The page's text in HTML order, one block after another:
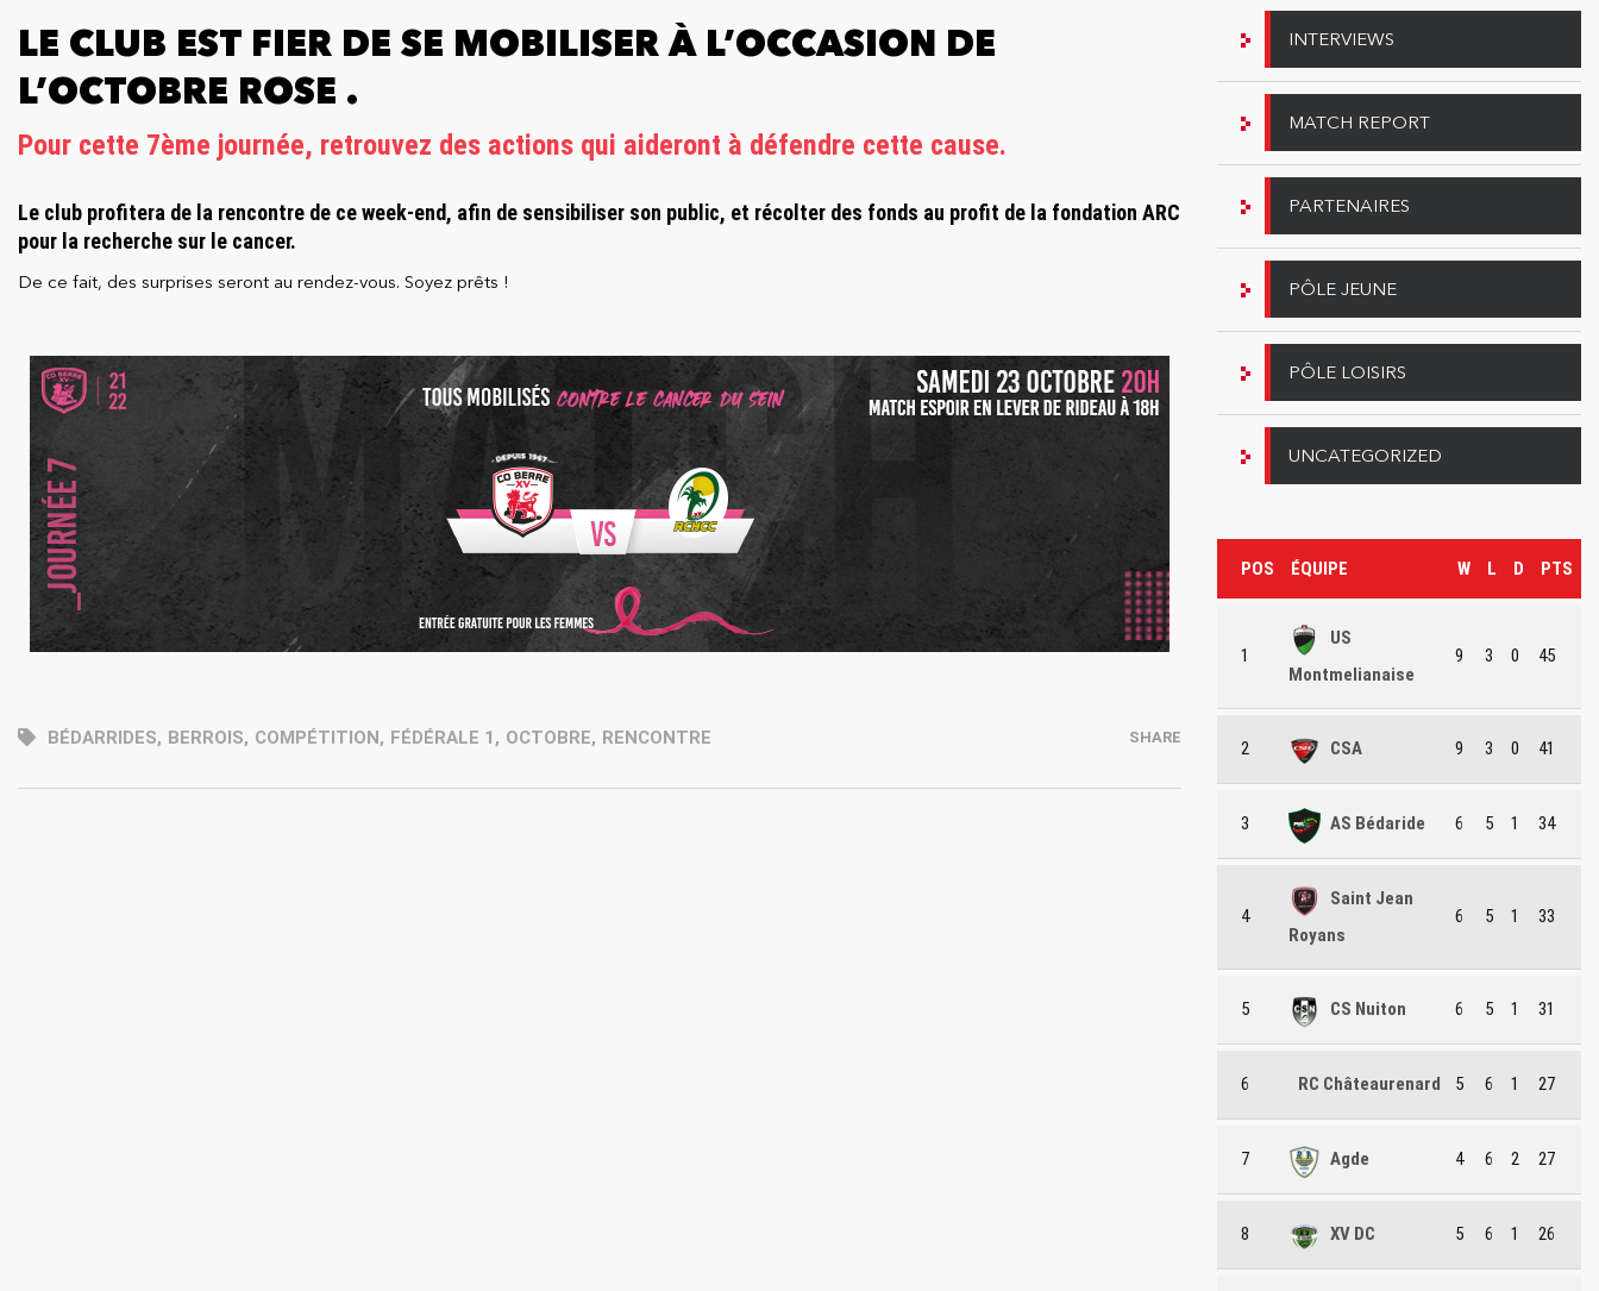
LE CLUB EST FIER DE SE MOBILISER À L’OCCASION DE
L’OCTOBRE ROSE .
Pour cette 7ème journée, retrouvez des actions qui aideront à défendre cette cause.
Le club profitera de la rencontre de ce week-end, afin de sensibiliser son public, et récolter des fonds au profit de la fondation ARC
pour la recherche sur le cancer.
De ce fait, des surprises seront au rendez-vous. Soyez prêts !
BÉDARRIDES, BERROIS, COMPÉTITION, FÉDÉRALE 1 , OCTOBRE, RENCONTRE SHARE
INTERVIEWS
MATCH REPORT
PARTENAIRES
PÔLE JEUNE
PÔLE LOISIRS
UNCATEGORIZED
POS ÉQUIPE W L D PTS
1
US
Montmelianaise
9 3 0 45
2 CSA 9 3 0 41
3 AS Bédaride 6 5 1 34
4
Saint Jean
Royans
6 5 1 33
5 CS Nuiton 6 5 1 31
6 RC Châteaurenard 5 6 1 27
7 Agde 4 6 2 27
8 XV DC 5 6 1 26